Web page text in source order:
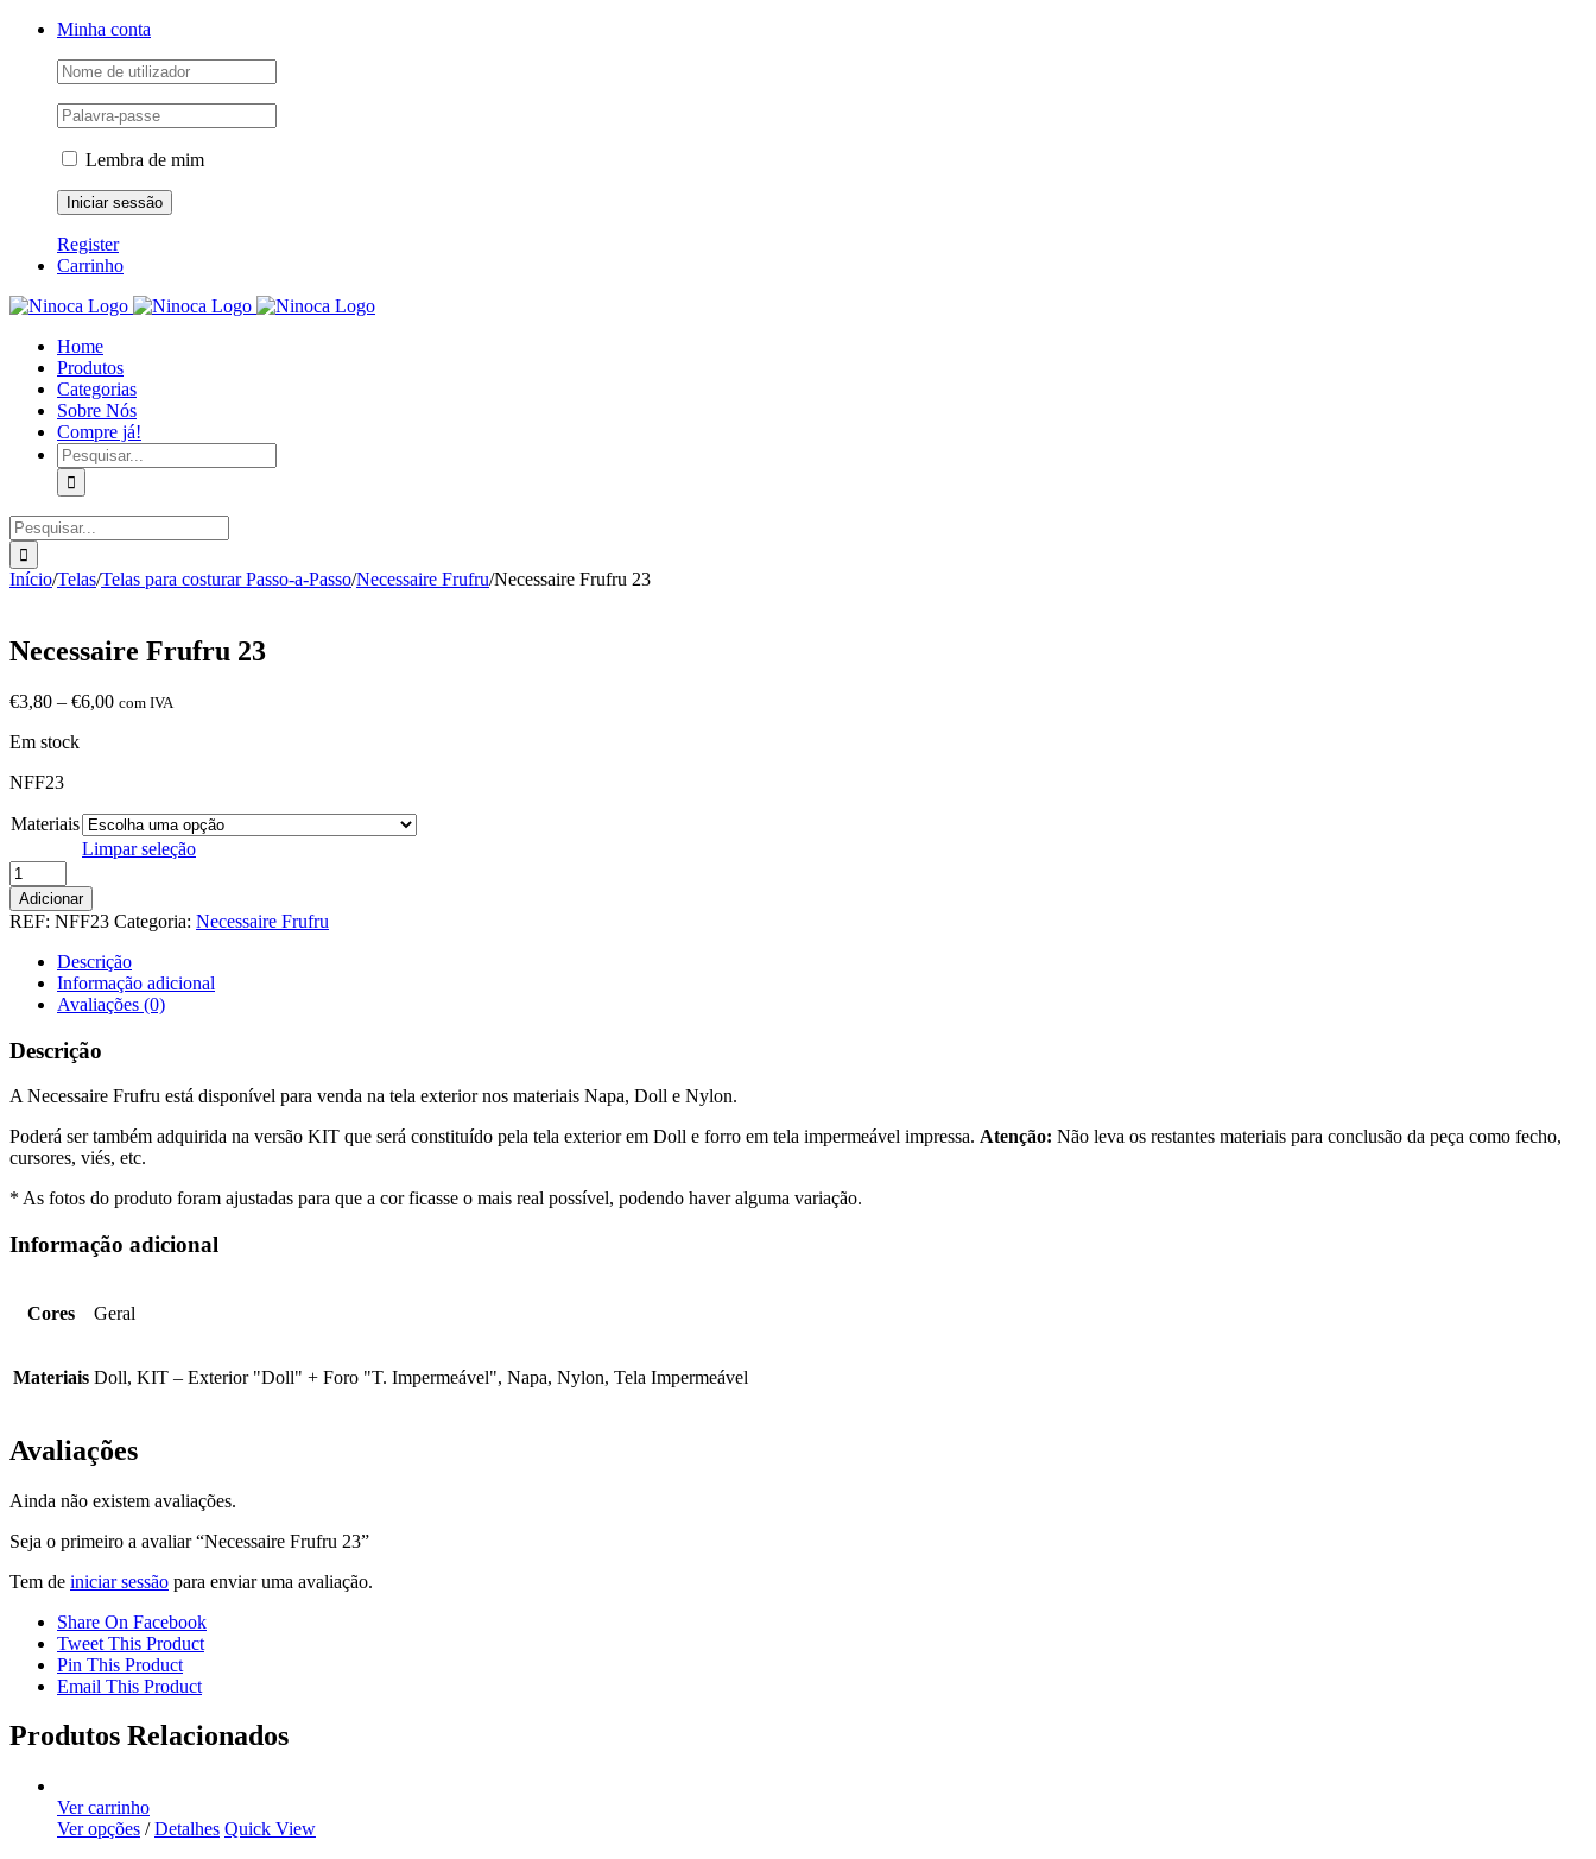
Skip
Facebook
Instagram
YouTubeMinha conta
Lembra de mim
Register
Carrinho
Home
Produtos
Categorias
Sobre Nós
Compre já!
Pesquisar
Pesquisar
Início/Telas/Telas para costurar Passo-a-Passo/Necessaire Frufru/Necessaire Frufru 23
Necessaire Frufru 23
€3,80 – €6,00Price
com IVA
Em stock
NFF23
Materiais
Limpar seleção
Quantidade
de
Necessaire
Frufru
Adicionar
REF: NFF23 Categoria: Necessaire Frufru
Descrição
Informação adicional
Avaliações (0)
Descrição
A Necessaire Frufru está disponível para venda na tela exterior nos materiais Napa, Doll e Nylon.
Poderá ser também adquirida na versão KIT que será constituído pela tela exterior em Doll e forro em tela impermeável impressa. Atenção: Não leva os restantes materiais para conclusão da peça como fecho,
cursores, viés, etc.
* As fotos do produto foram ajustadas para que a cor ficasse o mais real possível, podendo haver alguma variação.
Informação adicional
Cores Geral
Materiais Doll, KIT – Exterior "Doll" + Foro "T. Impermeável", Napa, Nylon, Tela Impermeável
Avaliações
Ainda não existem avaliações.
Seja o primeiro a avaliar “Necessaire Frufru 23”
Tem de iniciar sessão para enviar uma avaliação.
Share On Facebook
Tweet This Product
Pin This Product
Email This Product
Produtos Relacionados
Ver carrinho
Ver opções / Detalhes Quick View